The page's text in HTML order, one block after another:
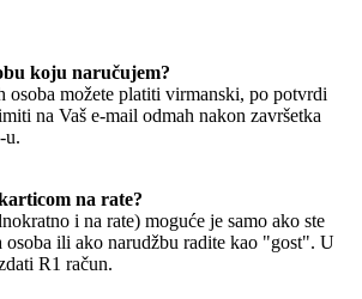
koju naručujem?
osoba možete platiti virmanski, po potvrdi
na Vaš e-mail odmah nakon završetka
u.
na rate?
i na rate) moguće je samo ako ste
ili ako narudžbu radite kao "gost". U
R1 račun.